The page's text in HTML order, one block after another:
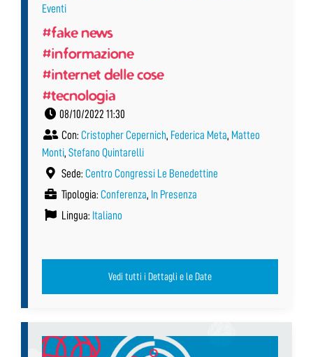
Eventi
#fake news
#informazione
#internet delle cose
#tecnologia
08/10/2022 11:30
Con: Cristopher Cepernich, Federica Meta, Matteo
Monti, Stefano Quintarelli
Sede: Centro Congressi Le Benedettine
Tipologia: Conferenza, In Presenza
Lingua: Italiano
Vedi tutti i Dettagli e le Date